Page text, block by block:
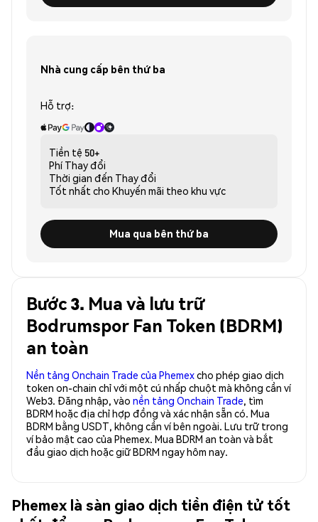
Nhà cung cấp bên thứ ba
Hỗ trợ:
Tiền tệ 50+
Phí Thay đổi
Thời gian đến Thay đổi
Tốt nhất cho Khuyến mãi theo khu vực
Mua qua bên thứ ba
Bước 3. Mua và lưu trữ
Bodrumspor Fan Token (BDRM)
an toàn
Nền tảng Onchain Trade của Phemexcho phép giao dịch
token on-chain chỉ với một cú nhấp chuột mà không cần ví
Web3. Đăng nhập, vào nền tảng Onchain Trade, tìm
BDRM hoặc địa chỉ hợp đồng và xác nhận sẵn có. Mua
BDRM bằng USDT, không cần ví bên ngoài. Lưu trữ trong
ví bảo mật cao của Phemex. Mua BDRM an toàn và bắt
đầu giao dịch hoặc giữ BDRM ngay hôm nay.
Phemex là sàn giao dịch tiền điện tử tốt